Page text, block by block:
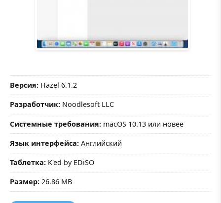
Версия: Hazel 6.1.2
Разработчик: Noodlesoft LLC
Системные требования: macOS 10.13 или новее
Язык интерфейса: Английский
Таблетка: K'ed by EDiSO
Размер: 26.86 MB